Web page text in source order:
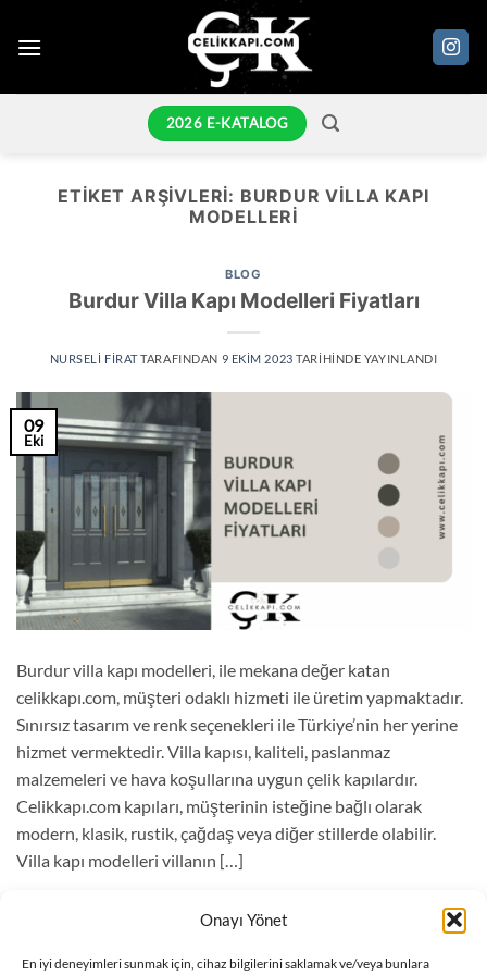
Onayı Yönet
En iyi deneyimleri sunmak için, cihaz bilgilerini saklamak ve/veya bunlara
atla
2026 E-KATALOG
ETIKET ARŞIVLERI: BURDUR VILLA KAPI
MODELLERI
BLOG
Burdur Villa Kapı Modelleri Fiyatları
NURSELI FIRATTARAFINDAN 9 EKIM 2023 TARIHINDE YAYINLANDI
09
Eki
Burdur villa kapı modelleri, ile mekana değer katan
celikkapı.com, müşteri odaklı hizmeti ile üretim yapmaktadır.
Sınırsız tasarım ve renk seçenekleri ile Türkiye’nin her yerine
hizmet vermektedir. Villa kapısı, kaliteli, paslanmaz
malzemeleri ve hava koşullarına uygun çelik kapılardır.
Celikkapı.com kapıları, müşterinin isteğine bağlı olarak
modern, klasik, rustik, çağdaş veya diğer stillerde olabilir.
Villa kapı modelleri villanın […]